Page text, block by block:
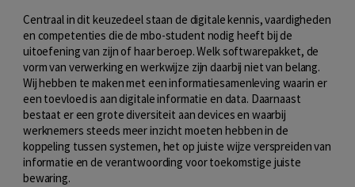
Centraal in dit keuzedeel staan de digitale kennis, vaardigheden
en competenties die de mbo-student nodig heeft bij de
uitoefening van zijn of haar beroep. Welk softwarepakket, de
vorm van verwerking en werkwijze zijn daarbij niet van belang.
Wij hebben te maken met een informatiesamenleving waarin er
een toevloed is aan digitale informatie en data. Daarnaast
bestaat er een grote diversiteit aan devices en waarbij
werknemers steeds meer inzicht moeten hebben in de
koppeling tussen systemen, het op juiste wijze verspreiden van
informatie en de verantwoording voor toekomstige juiste
bewaring.